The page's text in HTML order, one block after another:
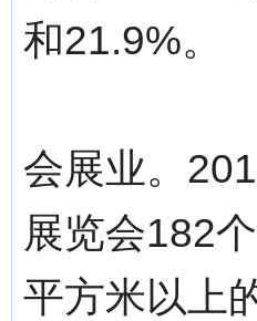
和21.9%。
会展业。
展览会182
平方米以上